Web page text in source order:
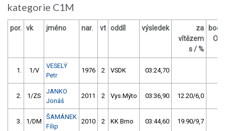
kategorie C1M
por. vk jméno nar. vt oddíl výsledek
za
vítězem
s / %
body
OM
1. 1/V
VESELÝ
Petr
1976 2 VSDK 03:24,70
2. 1/ZS
JANKO
Jonáš
2011 2 Vys.Mýto 03:36,90 12.20/6,0
3. 1/DM
ŠAMÁNEK
Filip
2010 2 KK Brno 03:44,60 19.90/9,7